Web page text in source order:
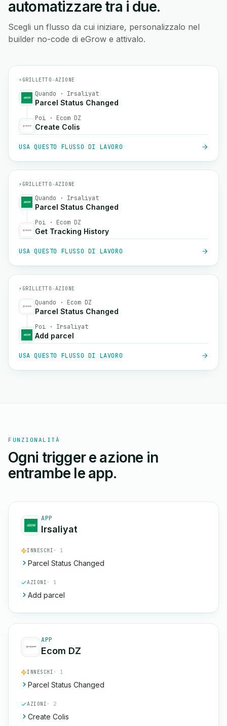
automatizzare tra i due.
Scegli un flusso da cui iniziare, personalizzalo nel
builder no-code di eGrow e attivalo.
⚡ GRILLETTO→AZIONE
Quando · Irsaliyat
Parcel Status Changed
Poi · Ecom DZ
Create Colis
USA QUESTO FLUSSO DI LAVORO
⚡ GRILLETTO→AZIONE
Quando · Irsaliyat
Parcel Status Changed
Poi · Ecom DZ
Get Tracking History
USA QUESTO FLUSSO DI LAVORO
⚡ GRILLETTO→AZIONE
Quando · Ecom DZ
Parcel Status Changed
Poi · Irsaliyat
Add parcel
USA QUESTO FLUSSO DI LAVORO
FUNZIONALITÀ
Ogni trigger e azione in
entrambe le app.
APP
Irsaliyat
INNESCHI · 1
Parcel Status Changed
AZIONI · 1
Add parcel
APP
Ecom DZ
INNESCHI · 1
Parcel Status Changed
AZIONI · 2
Create Colis